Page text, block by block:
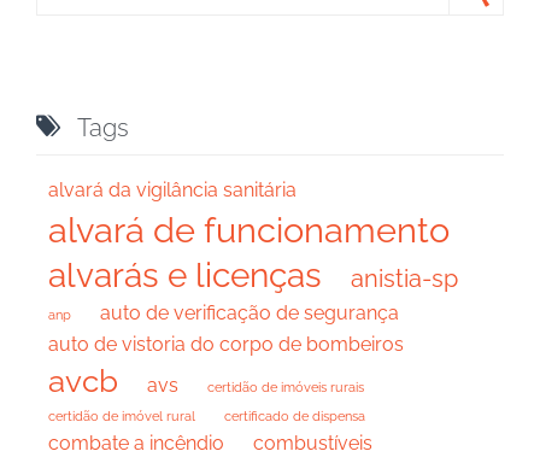
 Tags
alvará da vigilância sanitária
alvará de funcionamento
alvarás e licenças anistia-sp
anp
auto de verificação de segurança
auto de vistoria do corpo de bombeiros
avcb avs
certidão de imóveis rurais
certidão de imóvel rural
certificado de dispensa
combate a incêndio combustíveis